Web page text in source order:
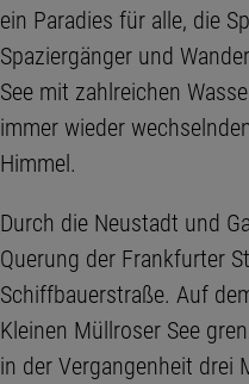
ein Paradies für alle, die
Spaziergänger und
See mit zahlreichen
immer wieder
Himmel.
Durch die Neustadt und
Querung der Frankfurter
Schiffbauerstraße. Auf
Kleinen Müllroser See
in der Vergangenheit drei